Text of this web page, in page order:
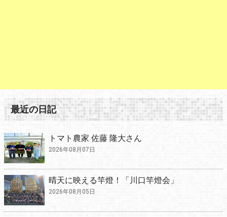
最近の日記
トマト農家 佐藤 隆大さん
2026年08月07日
晴天に映える竿燈！「川口竿燈会」
2026年08月05日